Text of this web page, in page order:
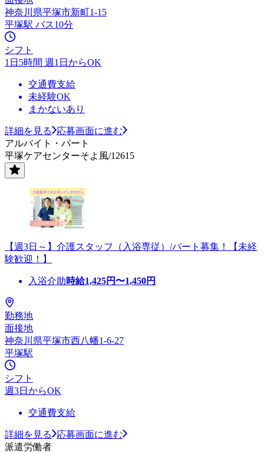
神奈川県平塚市新町1-15
平塚駅 バス10分
シフト
1日5時間 週1日からOK
交通費支給
未経験OK
まかないあり
詳細を見る
応募画面に進む
アルバイト・パート
平塚ケアセンターそよ風/12615
【週3日～】介護スタッフ（入浴専従）/パート募集！【未経
験歓迎！】
入浴介助時給1,425円〜1,450円
勤務地
面接地
神奈川県平塚市西八幡1-6-27
平塚駅
シフト
週3日からOK
交通費支給
詳細を見る
応募画面に進む
派遣労働者